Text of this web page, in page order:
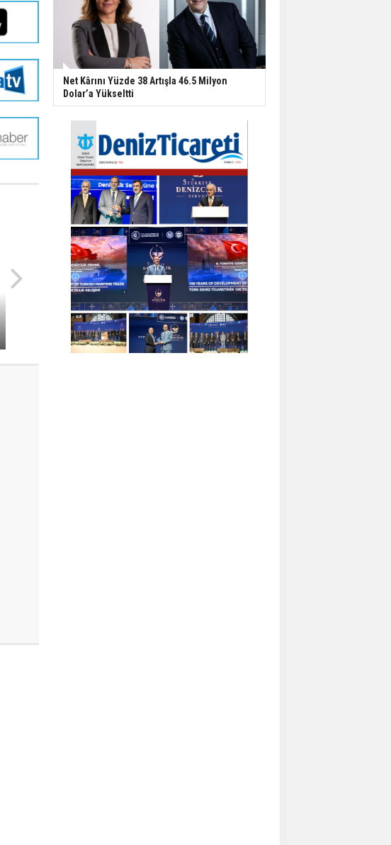
Net Kârını Yüzde 38 Artışla 46.5 Milyon
Dolar’a Yükseltti